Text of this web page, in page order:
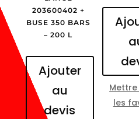
203600402 +
BUSE 350 BARS
– 200 L
Ajouter
au
devis
les